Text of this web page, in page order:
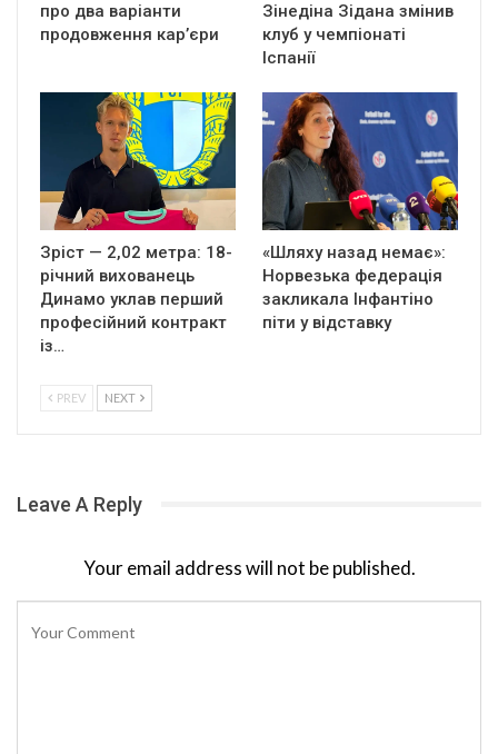
про два варіанти
продовження кар’єри
Зінедіна Зідана змінив
клуб у чемпіонаті
Іспанії
Зріст — 2,02 метра: 18-
річний вихованець
Динамо уклав перший
професійний контракт
із…
«Шляху назад немає»:
Норвезька федерація
закликала Інфантіно
піти у відставку
PREV NEXT
Leave A Reply
Your email address will not be published.